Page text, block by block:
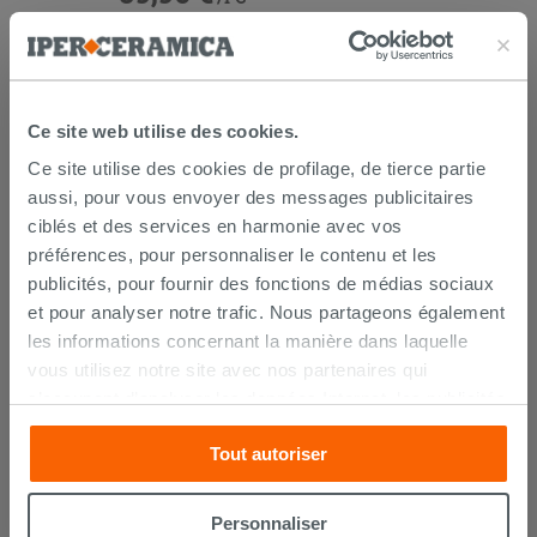
Ce site web utilise des cookies.
Ce site utilise des cookies de profilage, de tierce partie
aussi, pour vous envoyer des messages publicitaires
ciblés et des services en harmonie avec vos
préférences, pour personnaliser le contenu et les
publicités, pour fournir des fonctions de médias sociaux
et pour analyser notre trafic. Nous partageons également
les informations concernant la manière dans laquelle
vous utilisez notre site avec nos partenaires qui
et les réseaux sociaux. Lesdits partenaires pourraient
combiner ces informations avec d’autres que vous leur
avez fournies ou qu’ils ont recueillies à partir de votre
utilisation sur leurs services. Si vous souhaitez en savoir
Tout autoriser
Personnaliser
AJOUTER AU PANIER
LIVRAISON GARANTIE
Votre commande seralivrée chez vous en 15 jours
ouvrésà compter de la réception du paiement.
Les échantillons sont habituellement livrés en
IPERCERAMICA collabore depuis de nombreuses
années avec les plus grands
spécialistes des